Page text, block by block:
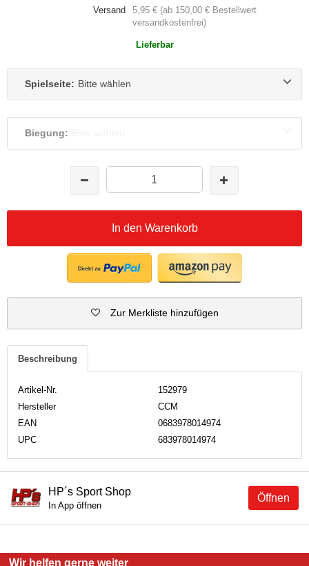
Versand
5,95 € (ab 150,00 € Bestellwert
versandkostenfrei)
Lieferbar
Spielseite: Bitte wählen
Biegung:
In den Warenkorb
Zur Merkliste hinzufügen
Beschreibung
Artikel-Nr.
152979
Hersteller
CCM
EAN
0683978014974
UPC
683978014974
Öffnen
HP´s Sport Shop
In App öffnen
Wir helfen gerne weiter